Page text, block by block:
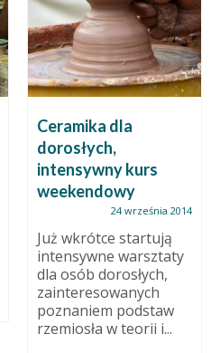
Ceramika dla
dorosłych,
intensywny kurs
weekendowy
24 września 2014
Już wkrótce startują
intensywne warsztaty
dla osób dorosłych,
zainteresowanych
poznaniem podstaw
rzemiosła w teorii i...